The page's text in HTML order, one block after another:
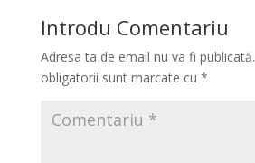
Introdu Comentariu
Adresa ta de email nu va fi publicată.
obligatorii sunt marcate cu *